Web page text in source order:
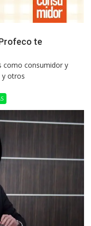
te
como consumidor y
y otros